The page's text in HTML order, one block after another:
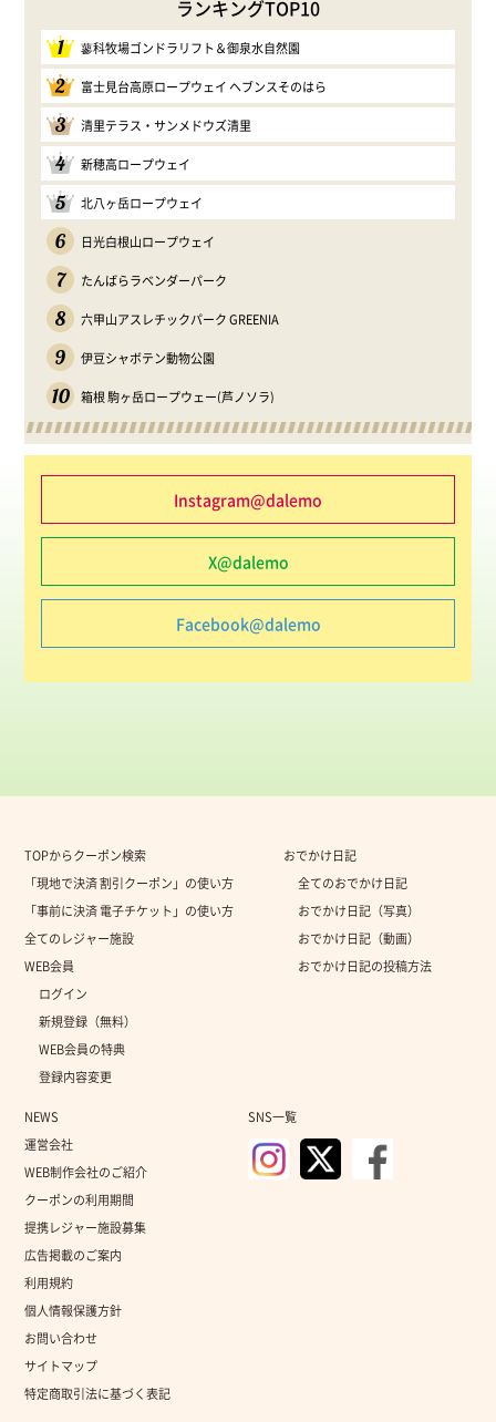
ランキングTOP10
1 蓼科牧場ゴンドラリフト＆御泉水自然園
2 富士見台高原ロープウェイ ヘブンスそのはら
3 清里テラス・サンメドウズ清里
4 新穂高ロープウェイ
5 北八ヶ岳ロープウェイ
6 日光白根山ロープウェイ
7 たんばらラベンダーパーク
8 六甲山アスレチックパーク GREENIA
9 伊豆シャボテン動物公園
10 箱根 駒ヶ岳ロープウェー(芦ノソラ)
Instagram@dalemo
X@dalemo
Facebook@dalemo
TOPからクーポン検索
「現地で決済 割引クーポン」の使い方
「事前に決済 電子チケット」の使い方
全てのレジャー施設
WEB会員
ログイン
新規登録（無料）
WEB会員の特典
登録内容変更
おでかけ日記
全てのおでかけ日記
おでかけ日記（写真）
おでかけ日記（動画）
おでかけ日記の投稿方法
NEWS
運営会社
WEB制作会社のご紹介
クーポンの利用期間
提携レジャー施設募集
広告掲載のご案内
利用規約
個人情報保護方針
お問い合わせ
サイトマップ
特定商取引法に基づく表記
SNS一覧